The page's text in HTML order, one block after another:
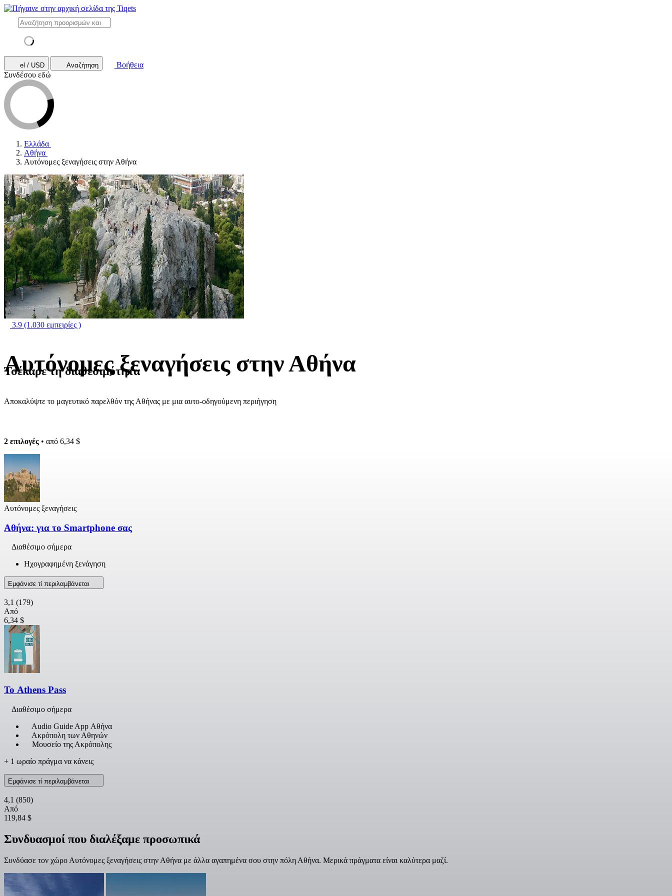
el / USD Αναζήτηση
Βοήθεια
Συνδέσου εδώ
Ελλάδα
Αθήνα
Αυτόνομες ξεναγήσεις στην Αθήνα
3.9 (1.030 εμπειρίες )
Αυτόνομες ξεναγήσεις στην Αθήνα
Αποκαλύψτε το μαγευτικό παρελθόν της Αθήνας με μια αυτο-οδηγούμενη περιήγηση
Τσέκαρε τη διαθεσιμότητα
2 επιλογές • από 6,34 $
Αυτόνομες ξεναγήσεις
Αθήνα: για το Smartphone σας
Διαθέσιμο σήμερα
Ηχογραφημένη ξενάγηση
Εμφάνισε τί περιλαμβάνεται
3,1 (179)
Από
6,34 $
Το Athens Pass
Διαθέσιμο σήμερα
Audio Guide App Αθήνα
Ακρόπολη των Αθηνών
Μουσείο της Ακρόπολης
+ 1 ωραίο πράγμα να κάνεις
Εμφάνισε τί περιλαμβάνεται
4,1 (850)
Από
119,84 $
Συνδυασμοί που διαλέξαμε προσωπικά
Συνδύασε τον χώρο Αυτόνομες ξεναγήσεις στην Αθήνα με άλλα αγαπημένα σου στην πόλη Αθήνα. Μερικά πράγματα είναι καλύτερα μαζί.